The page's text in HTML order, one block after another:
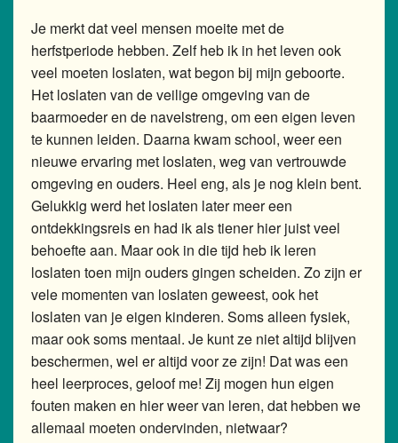
Je merkt dat veel mensen moeite met de
herfstperiode hebben. Zelf heb ik in het leven ook
veel moeten loslaten, wat begon bij mijn geboorte.
Het loslaten van de veilige omgeving van de
baarmoeder en de navelstreng, om een eigen leven
te kunnen leiden. Daarna kwam school, weer een
nieuwe ervaring met loslaten, weg van vertrouwde
omgeving en ouders. Heel eng, als je nog klein bent.
Gelukkig werd het loslaten later meer een
ontdekkingsreis en had ik als tiener hier juist veel
behoefte aan. Maar ook in die tijd heb ik leren
loslaten toen mijn ouders gingen scheiden. Zo zijn er
vele momenten van loslaten geweest, ook het
loslaten van je eigen kinderen. Soms alleen fysiek,
maar ook soms mentaal. Je kunt ze niet altijd blijven
beschermen, wel er altijd voor ze zijn! Dat was een
heel leerproces, geloof me! Zij mogen hun eigen
fouten maken en hier weer van leren, dat hebben we
allemaal moeten ondervinden, nietwaar?